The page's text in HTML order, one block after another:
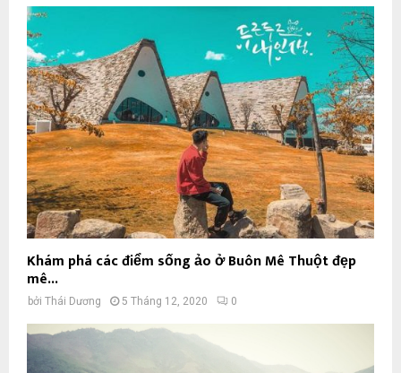
Khám phá các điểm sống ảo ở Buôn Mê Thuột đẹp
mê...
bởi Thái Dương 5 Tháng 12, 2020 0